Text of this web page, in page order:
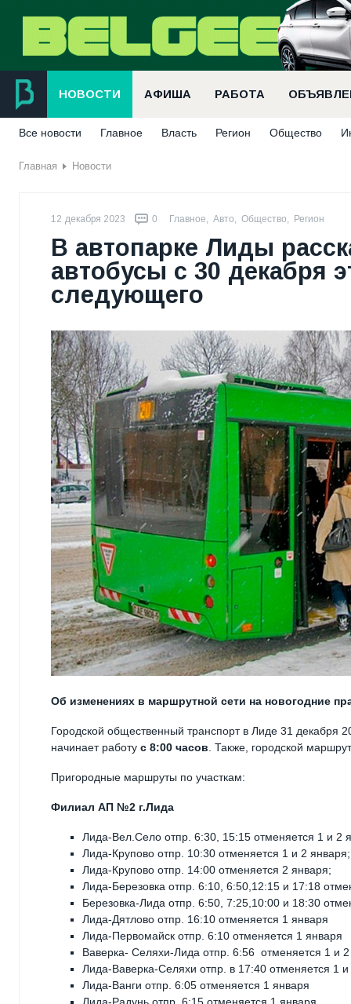
НОВОСТИ АФИША РАБОТА
Все новости Главное Власть Регион Общество
Главная Новости
12 декабря 2023 0 Главное, Авто, Общество, Регион
В автопарке Лиды
автобусы с 30 декабря
следующего
Об изменениях в маршрутной сети на новогодние
Городской общественный транспорт в Лиде 31 декабря
начинает работу с 8:00 часов. Также, городской
Пригородные маршруты по участкам:
Филиал АП №2 г.Лида
Лида-Вел.Село отпр. 6:30, 15:15 отменяется 1 и 2
Лида-Крупово отпр. 10:30 отменяется 1 и 2 января;
Лида-Крупово отпр. 14:00 отменяется 2 января;
Лида-Березовка отпр. 6:10, 6:50,12:15 и 17:18
Березовка-Лида отпр. 6:50, 7:25,10:00 и 18:30
Лида-Дятлово отпр. 16:10 отменяется 1 января
Лида-Первомайск отпр. 6:10 отменяется 1 января
Ваверка- Селяхи-Лида отпр. 6:56 отменяется 1 и
Лида-Ваверка-Селяхи отпр. в 17:40 отменяется 1
Лида-Ванги отпр. 6:05 отменяется 1 января
Лида-Радунь отпр. 6:15 отменяется 1 января